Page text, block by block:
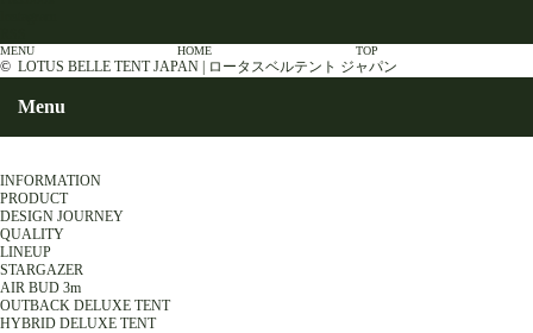
MENU HOME TOP
© LOTUS BELLE TENT JAPAN | ロータスベルテント ジャパン
Menu
INFORMATION
PRODUCT
DESIGN JOURNEY
QUALITY
LINEUP
STARGAZER
AIR BUD 3m
OUTBACK DELUXE TENT
HYBRID DELUXE TENT